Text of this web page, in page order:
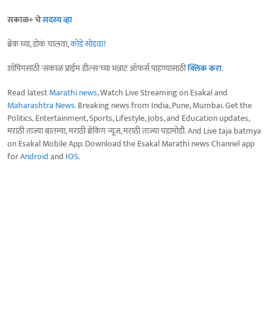
सकाळ+ चेसदस्य व्हा
ब्रेक घ्या, डोकं चालवा,कोडे सोडवा!
शॉपिंगसाठी 'सकाळ प्राईम डील्स'च्या भन्नाट ऑफर्स पाहण्यासाठीक्लिक करा.
Read latestMarathi news, Watch Live Streaming on Esakal and
Maharashtra News. Breaking news from India, Pune, Mumbai. Get the
Politics, Entertainment, Sports, Lifestyle, Jobs, and Education updates,
मराठी ताज्या बातम्या, मराठी ब्रेकिंग न्यूज, मराठी ताज्या घडामोडी. And Live taja batmya
on Esakal Mobile App. Download the Esakal Marathi news Channel app
forAndroidand IOS.